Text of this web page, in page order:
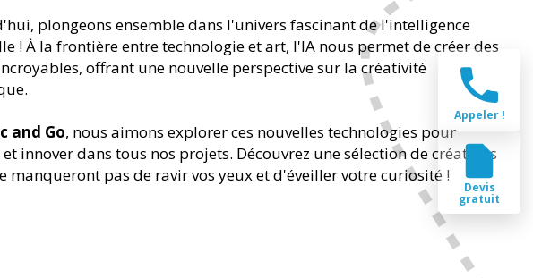
plongeons ensemble dans l'univers fascinant de l'intelligence
! À la frontière entre technologie et art, l'IA nous permet de créer des
offrant une nouvelle perspective sur la créativité
and Go, nous aimons explorer ces nouvelles technologies pour
innover dans tous nos projets. Découvrez une sélection de créations
manqueront pas de ravir vos yeux et d'éveiller votre curiosité !
Appeler !
Devis
gratuit